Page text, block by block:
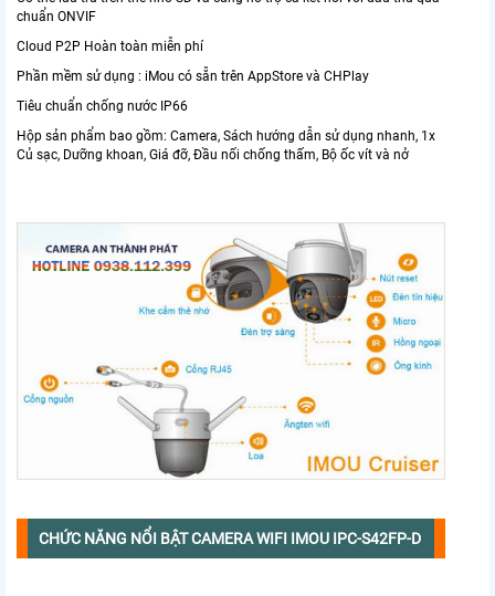
chuẩn ONVIF
Cloud P2P Hoàn toàn miễn phí
Phần mềm sử dụng : iMou có sẵn trên AppStore và CHPlay
Tiêu chuẩn chống nước IP66
Hộp sản phẩm bao gồm: Camera, Sách hướng dẫn sử dụng nhanh, 1x
Củ sạc, Dưỡng khoan, Giá đỡ, Đầu nối chống thấm, Bộ ốc vít và nở
CHỨC NĂNG NỔI BẬT CAMERA WIFI IMOU IPC-S42FP-D